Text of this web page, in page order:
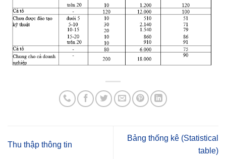
Thu thập thông tin
Bảng thống kê (Statistical
table)